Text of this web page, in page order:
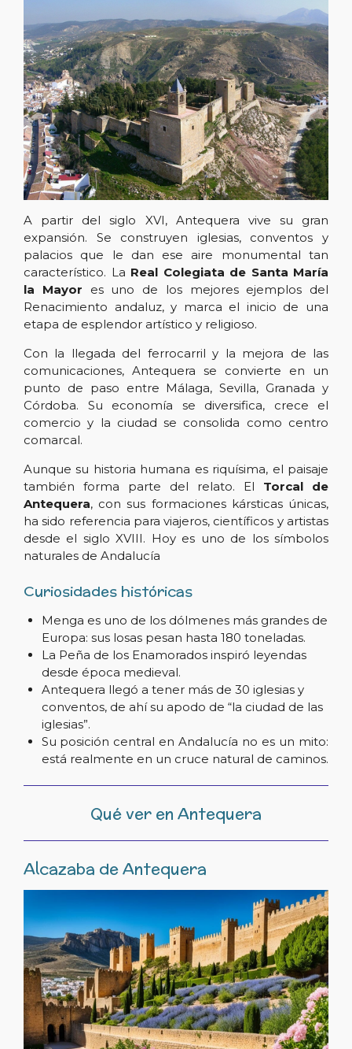
A partir del siglo XVI, Antequera vive su gran
expansión. Se construyen iglesias, conventos y
palacios que le dan ese aire monumental tan
característico. La Real Colegiata de Santa María
la Mayor es uno de los mejores ejemplos del
Renacimiento andaluz, y marca el inicio de una
etapa de esplendor artístico y religioso.
Con la llegada del ferrocarril y la mejora de las
comunicaciones, Antequera se convierte en un
punto de paso entre Málaga, Sevilla, Granada y
Córdoba. Su economía se diversifica, crece el
comercio y la ciudad se consolida como centro
comarcal.
Aunque su historia humana es riquísima, el paisaje
también forma parte del relato. El Torcal de
Antequera, con sus formaciones kársticas únicas,
ha sido referencia para viajeros, científicos y artistas
desde el siglo XVIII. Hoy es uno de los símbolos
naturales de Andalucía
Curiosidades históricas
Menga es uno de los dólmenes más grandes de
Europa: sus losas pesan hasta 180 toneladas.
La Peña de los Enamorados inspiró leyendas
desde época medieval.
Antequera llegó a tener más de 30 iglesias y
conventos, de ahí su apodo de “la ciudad de las
iglesias”.
Su posición central en Andalucía no es un mito:
está realmente en un cruce natural de caminos.
Qué ver en Antequera
Alcazaba de Antequera